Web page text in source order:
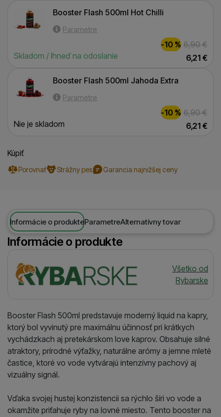
Booster Flash 500ml Hot Chilli
Skladom / Ihneď na odoslanie
Parametre
-10 % 6,90€
6,21 €
Booster Flash 500ml Jahoda Extra
Nie je skladom
Parametre
-10 % 6,90€
6,21 €
Kúpiť
Porovnať Strážny pes Garancia najnižšej ceny
Informácie o produkteParametreAlternatívny tovar
Informácie o produkte
Výrobca
Všetko od
Rybarske
Booster Flash 500ml predstavuje moderný liquid na kapry,
ktorý bol vyvinutý pre maximálnu účinnosť pri krátkych
vychádzkach aj pretekárskom love kaprov. Obsahuje silné
atraktory, prírodné výťažky, naturálne arómy a jemne mleté
častice, ktoré vo vode vytvárajú intenzívny pachový aj
vizuálny signál.
Vďaka svojej hustej konzistencii sa rýchlo šíri vo vode a
okamžite priťahuje ryby na lovné miesto. Tento booster na